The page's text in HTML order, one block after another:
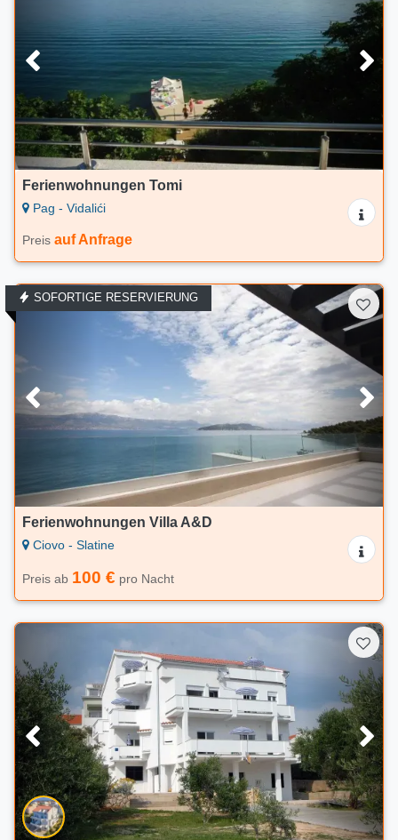
Ferienwohnungen Tomi
Pag - Vidalići
Preis auf Anfrage
SOFORTIGE RESERVIERUNG
Ferienwohnungen Villa A&D
Ciovo - Slatine
Preis ab 100 € pro Nacht